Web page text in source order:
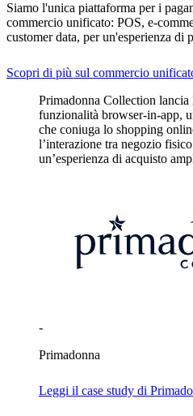
Siamo l'unica piattaforma per i
commercio unificato: POS, e-
customer data, per un'esperienza di
Scopri di più sul commercio
Primadonna Collection lancia
funzionalità browser-in-app,
che coniuga lo shopping
l’interazione tra negozio
un’esperienza di acquisto
-
Primadonna
Leggi il case study di